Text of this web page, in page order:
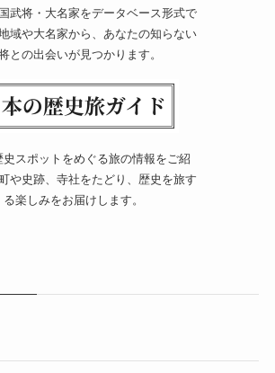
武将・大名家をデータベース形式で
域や大名家から、あなたの知らない
との出会いが見つかります。
史スポットをめぐる旅の情報をご紹
や史跡、寺社をたどり、歴史を旅す
る楽しみをお届けします。